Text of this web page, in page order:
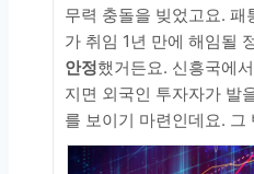
무력 충돌을 빚었고요. 패
가 취임 1년 만에 해임될
안정했거든요. 신흥국에
지면 외국인 투자자가 발
를 보이기 마련인데요. 그